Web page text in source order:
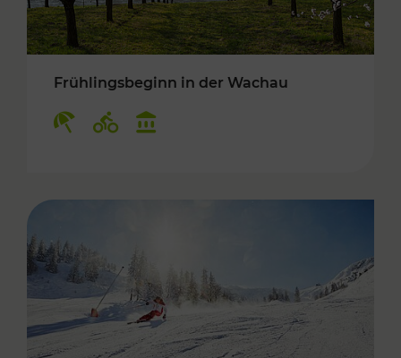
Frühlingsbeginn in der Wachau